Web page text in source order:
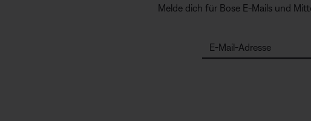
Melde dich für Bose E-Mails und
E-Mail-Adresse